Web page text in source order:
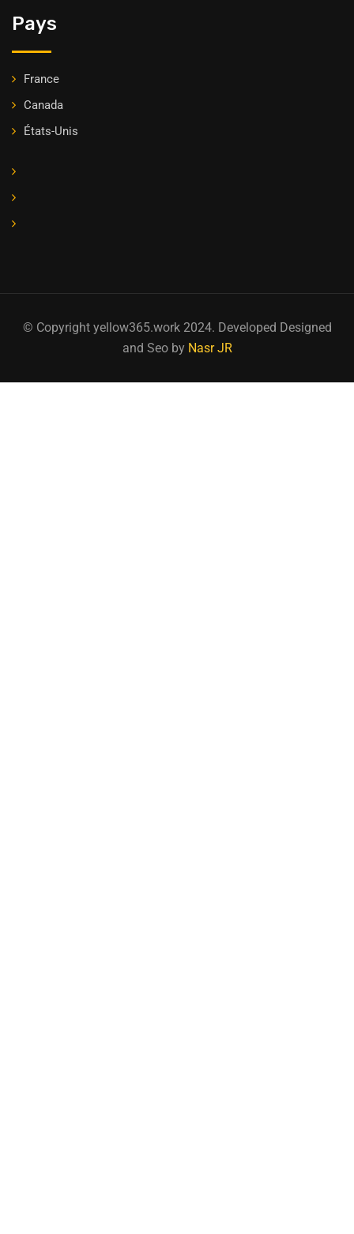
Pays
France
Canada
États-Unis
© Copyright yellow365.work 2024. Developed Designed
and Seo by Nasr JR